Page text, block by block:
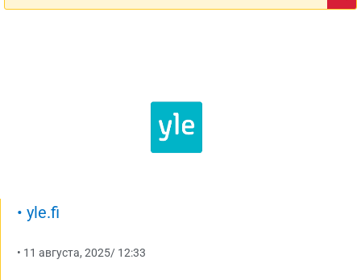
• yle.fi
• 11 августа, 2025/ 12:33